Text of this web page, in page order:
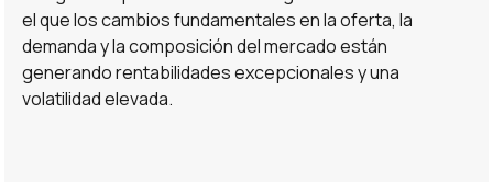
el que los cambios fundamentales en la oferta, la
demanda y la composición del mercado están
generando rentabilidades excepcionales y una
volatilidad elevada.